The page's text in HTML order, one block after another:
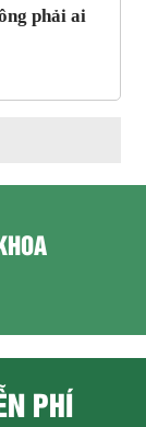
phải ai
PHÍ